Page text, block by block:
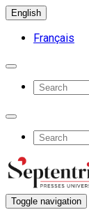
English
Français
Toggle navigation